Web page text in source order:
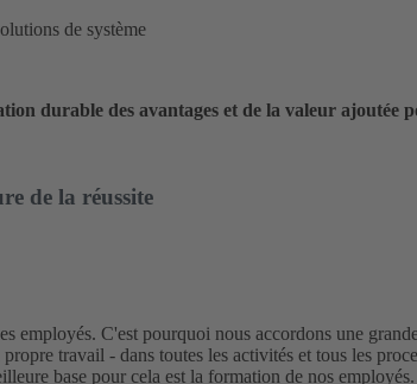
de système
durable des avantages et de la valeur ajoutée
de la réussite
employés. C'est pourquoi nous accordons une
travail - dans toutes les activités et tous les
base pour cela est la formation de nos